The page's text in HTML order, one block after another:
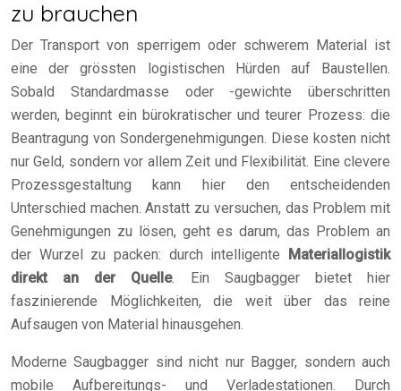
zu brauchen
Der Transport von sperrigem oder schwerem Material ist
eine der grössten logistischen Hürden auf Baustellen.
Sobald Standardmasse oder -gewichte überschritten
werden, beginnt ein bürokratischer und teurer Prozess: die
Beantragung von Sondergenehmigungen. Diese kosten nicht
nur Geld, sondern vor allem Zeit und Flexibilität. Eine clevere
Prozessgestaltung kann hier den entscheidenden
Unterschied machen. Anstatt zu versuchen, das Problem mit
Genehmigungen zu lösen, geht es darum, das Problem an
der Wurzel zu packen: durch intelligente
Materiallogistik
direkt an der Quelle. Ein Saugbagger bietet hier
faszinierende Möglichkeiten, die weit über das reine
Aufsaugen von Material hinausgehen.
Moderne Saugbagger sind nicht nur Bagger, sondern auch
mobile Aufbereitungs- und Verladestationen. Durch